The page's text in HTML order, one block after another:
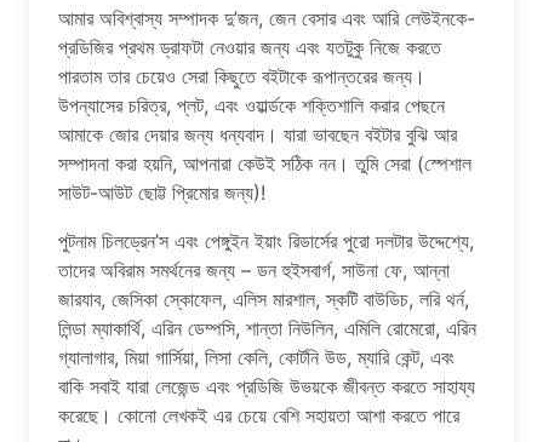
আমার অবিশ্বাস্য সম্পাদক দু’জন, জেন বেসার এবং আরি লেউইনকে-
প্রডিজির প্রথম ড্রাফটা নেওয়ার জন্য এবং যতটুকু নিজে করতে
পারতাম তার চেয়েও সেরা কিছুতে বইটাকে রূপান্তরের জন্য।
উপন্যাসের চরিত্র, প্লট, এবং ওয়ার্ল্ডকে শক্তিশালি করার পেছনে
আমাকে জোর দেয়ার জন্য ধন্যবাদ। যারা ভাবছেন বইটার বুঝি আর
সম্পাদনা করা হয়নি, আপনারা কেউই সঠিক নন। তুমি সেরা (স্পেশাল
সাউট-আউট ছোট্ট প্রিমোর জন্য)!
পুটনাম চিলড্রেন’স এবং পেঙ্গুইন ইয়াং রিডার্সের পুরো দলটার উদ্দেশ্যে,
তাদের অবিরাম সমর্থনের জন্য – ডন হুইসবার্গ, সাউনা ফে, আন্না
জারযাব, জেসিকা স্কোফেল, এলিস মারশাল, স্কটি বাউডিচ, লরি থর্ন,
লিন্ডা ম্যাকার্থি, এরিন ডেম্পসি, শান্তা নিউলিন, এমিলি রোমেরো, এরিন
গ্যালাগার, মিয়া গার্সিয়া, লিসা কেলি, কোর্টনি উড, ম্যারি কেন্ট, এবং
বাকি সবাই যারা লেজেন্ড এবং প্রডিজি উভয়কে জীবন্ত করতে সাহায্য
করেছে। কোনো লেখকই এর চেয়ে বেশি সহায়তা আশা করতে পারে